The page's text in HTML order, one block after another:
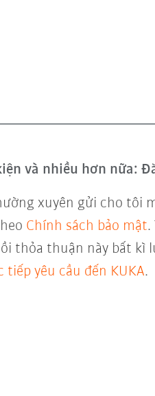
và nhiều hơn nữa:
xuyên gửi cho
Chính sách bảo mật.
thỏa thuận này bất kì
tiếp yêu cầu đến KUKA.